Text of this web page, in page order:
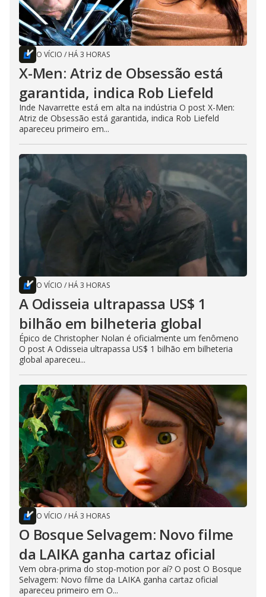
O VÍCIO / HÁ 3 HORAS
X-Men: Atriz de Obsessão está
garantida, indica Rob Liefeld
Inde Navarrette está em alta na indústria O post X-Men:
Atriz de Obsessão está garantida, indica Rob Liefeld
apareceu primeiro em...
O VÍCIO / HÁ 3 HORAS
A Odisseia ultrapassa US$ 1
bilhão em bilheteria global
Épico de Christopher Nolan é oficialmente um fenômeno
O post A Odisseia ultrapassa US$ 1 bilhão em bilheteria
global apareceu...
O VÍCIO / HÁ 3 HORAS
O Bosque Selvagem: Novo filme
da LAIKA ganha cartaz oficial
Vem obra-prima do stop-motion por aí? O post O Bosque
Selvagem: Novo filme da LAIKA ganha cartaz oficial
apareceu primeiro em O...